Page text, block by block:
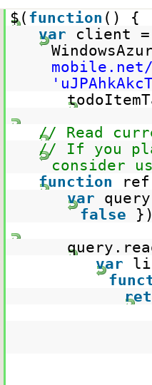
$( function () {
var
client
// Read
// If you
consider
function
var
false
var